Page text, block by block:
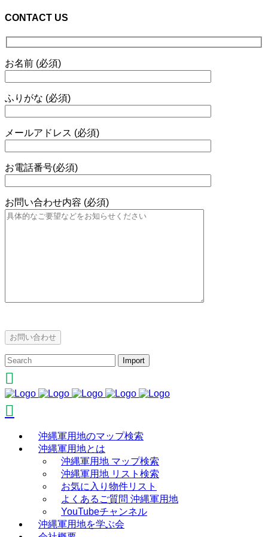
CONTACT US
お名前 (必須)
ふりがな (必須)
メールアドレス (必須)
お電話番号(必須)
お問い合わせ内容 (必須)
沖縄軍用地のマップ検索
沖縄軍用地とは
沖縄軍用地 マップ検索
沖縄軍用地 リスト検索
お気に入り物件リスト
よくあるご質問 沖縄軍用地
YouTubeチャンネル
沖縄軍用地を学ぶ会